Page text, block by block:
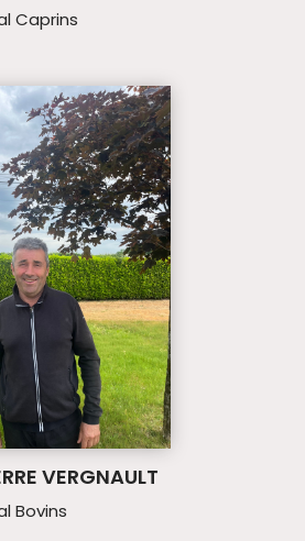
Caprins
VERGNAULT
Bovins